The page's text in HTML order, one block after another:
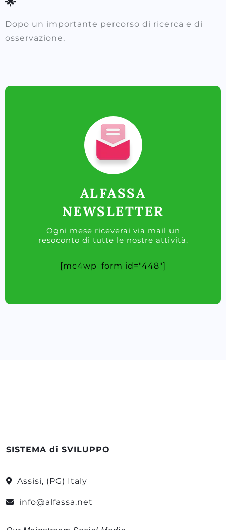
Dopo un importante percorso di ricerca e di
osservazione,
ALFASSA
NEWSLETTER
Ogni mese riceverai via mail un
resoconto di tutte le nostre attività.
[mc4wp_form id="448"]
SISTEMA di SVILUPPO
Assisi, (PG) Italy
info@alfassa.net